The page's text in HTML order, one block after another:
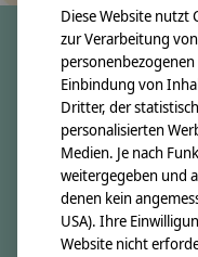
crêpes suzette
Über uns
Unsere Creppies
Nähkästchen
Unsere Stoffe
Impressum
Diese Website nutzt
zur Verarbeitung
Einbindung von
Dritter, der
personalisierten
Medien. Je nach
weitergegeben und
denen kein
USA). Ihre
Website nicht